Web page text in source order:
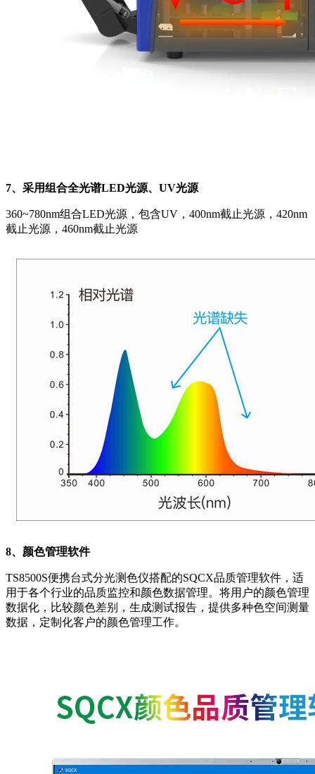
7、采用组合全光谱LED光源、UV光源
360~780nm组合LED光源，包含UV，400nm截止光源，420nm
截止光源，460nm截止光源
8、颜色管理软件
TS8500S便携台式分光测色仪搭配的SQCX品质管理软件，适
用于各个行业的品质监控和颜色数据管理。将用户的颜色管理
数据化，比较颜色差别，生成测试报告，提供多种色空间测量
数据，定制化客户的颜色管理工作。